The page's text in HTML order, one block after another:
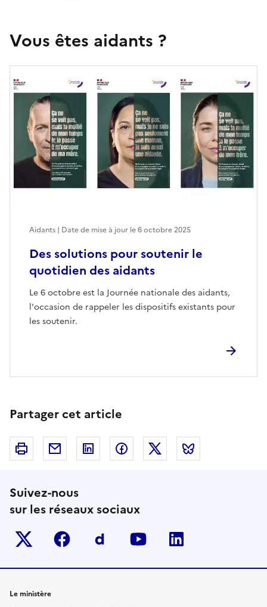
Vous êtes aidants ?
Des solutions pour soutenir le
quotidien des aidants
Le 6 octobre est la Journée nationale des aidants,
l'occasion de rappeler les dispositifs existants pour
les soutenir.
Aidants | Date de mise à jour le6 octobre 2025
Partager cet article
Imprimer Courriel Linkedin FacebookTwitter
Suivez-nous
sur les réseaux sociaux
Twitter-x facebook Dailymotion
youtube
Le ministère